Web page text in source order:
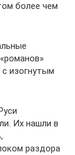
более чем
изогнутым
Их нашли в
раздора